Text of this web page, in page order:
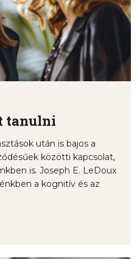
tanulni
után is bajos a
közötti kapcsolat,
is. Joseph E. LeDoux
a kognitív és az